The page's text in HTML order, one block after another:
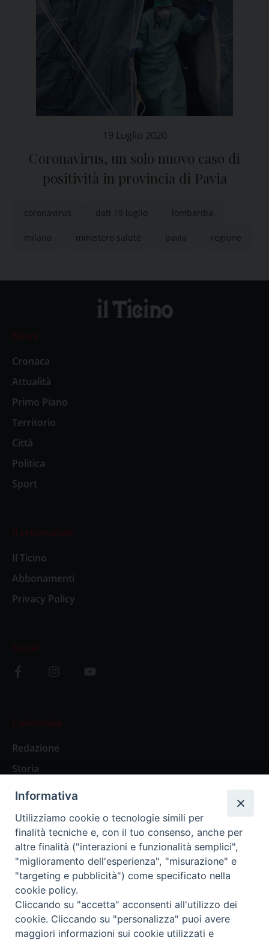
19 Luglio 2020
Coronavirus, un solo nuovo caso di
positività in provincia di Pavia
coronavirus dati 19 luglio lombardia
milano ministero salute pavia regione
News
Cronaca
Attualità
Primo Piano
Territorio
Città
Politica
Sport
Il settimanale
Il Ticino
Abbonamenti
Privacy Policy
Social
L’editoriale
Redazione
Storia
Abbonamenti
Abbonamento Annuale Digitale
Abbonamento Annuale Cartaceo
Abbonamento Singola Copia Digitale
Informativa
Utilizziamo cookie o tecnologie simili per
finalità tecniche e, con il tuo consenso, anche per
altre finalità ("interazioni e funzionalità semplici",
"miglioramento dell'esperienza", "misurazione" e
"targeting e pubblicità") come specificato nella
cookie policy.
Cliccando su "accetta" acconsenti all'utilizzo dei
cookie. Cliccando su "personalizza" puoi avere
maggiori informazioni sui cookie utilizzati e